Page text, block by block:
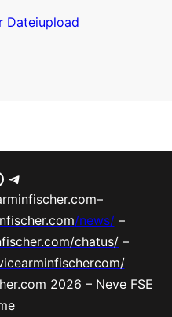
Dateiupload
Telegram
–
/news/–
chatus/ –
2026 – Neve FSE